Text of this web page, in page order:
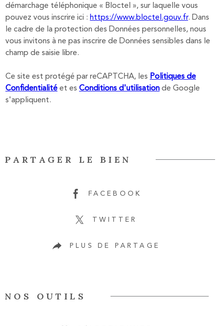
démarchage téléphonique « Bloctel », sur laquelle vous
pouvez vous inscrire ici : https://www.bloctel.gouv.fr. Dans
le cadre de la protection des Données personnelles, nous
vous invitons à ne pas inscrire de Données sensibles dans le
champ de saisie libre.
Ce site est protégé par reCAPTCHA, les Politiques de
Confidentialité et es Conditions d'utilisation de Google
s'appliquent.
PARTAGER LE BIEN
FACEBOOK
TWITTER
PLUS DE PARTAGE
NOS OUTILS